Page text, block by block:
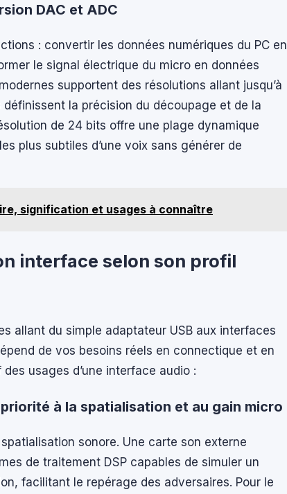
DAC et ADC
: convertir les données numériques du PC en
le signal électrique du micro en données
supportent des résolutions allant jusqu’à
définissent la précision du découpage et de la
de 24 bits offre une plage dynamique
plus subtiles d’une voix sans générer de
signification et usages à connaître
interface selon son profil
allant du simple adaptateur USB aux interfaces
de vos besoins réels en connectique et en
usages d’une interface audio :
à la spatialisation et au gain micro
sonore. Une carte son externe
de traitement DSP capables de simuler un
facilitant le repérage des adversaires. Pour le